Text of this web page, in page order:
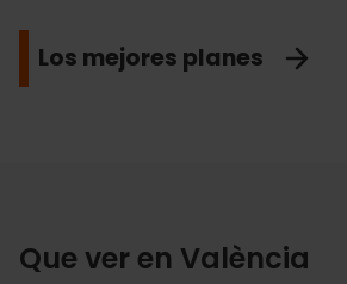
Los mejores planes
Que ver en València